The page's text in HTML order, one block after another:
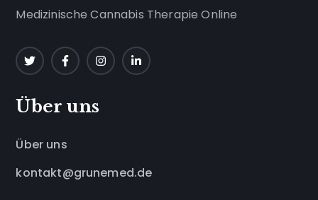
Medizinische Cannabis Therapie Online
Über uns
Über uns
kontakt@grunemed.de